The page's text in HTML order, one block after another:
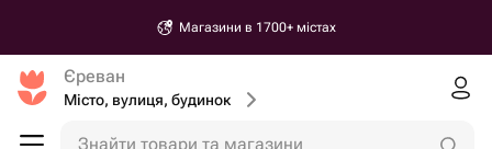
Магазини в 1700+ містах
Єреван
Місто, вулиця, будинок
Знайти товари та магазини